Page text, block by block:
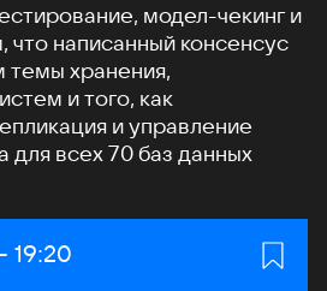
модел-чекинг и
что написанный консенсус
темы хранения,
и того, как
и управление
для всех 70 баз данных
Конец:
19:20